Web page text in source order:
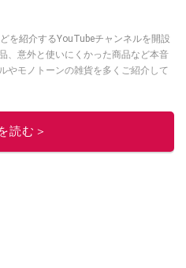
を紹介するYouTubeチャンネルを開設
イチオシストの他の記事を読む
読む＞